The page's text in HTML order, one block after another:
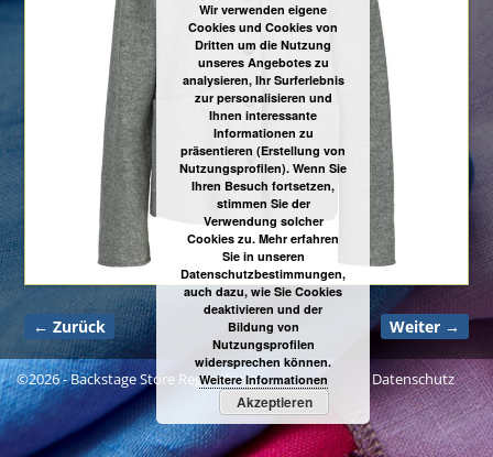
Bilder-Navigation
← Zurück Weiter →
©2026 -Backstage Store Regensburg Datenschutz
Wir verwenden eigene
Cookies und Cookies von
Dritten um die Nutzung
unseres Angebotes zu
analysieren, Ihr Surferlebnis
zur personalisieren und
Ihnen interessante
Informationen zu
präsentieren (Erstellung von
Nutzungsprofilen). Wenn Sie
Ihren Besuch fortsetzen,
stimmen Sie der
Verwendung solcher
Cookies zu. Mehr erfahren
Sie in unseren
Datenschutzbestimmungen,
auch dazu, wie Sie Cookies
deaktivieren und der
Bildung von
Nutzungsprofilen
widersprechen können.
Weitere Informationen
Akzeptieren